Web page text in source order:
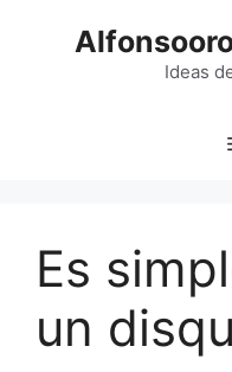
Ideas
Es
un